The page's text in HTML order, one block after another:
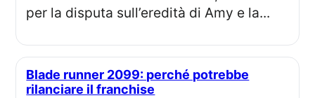
per la disputa sull’eredità di Amy e la...
Blade runner 2099: perché potrebbe
rilanciare il franchise